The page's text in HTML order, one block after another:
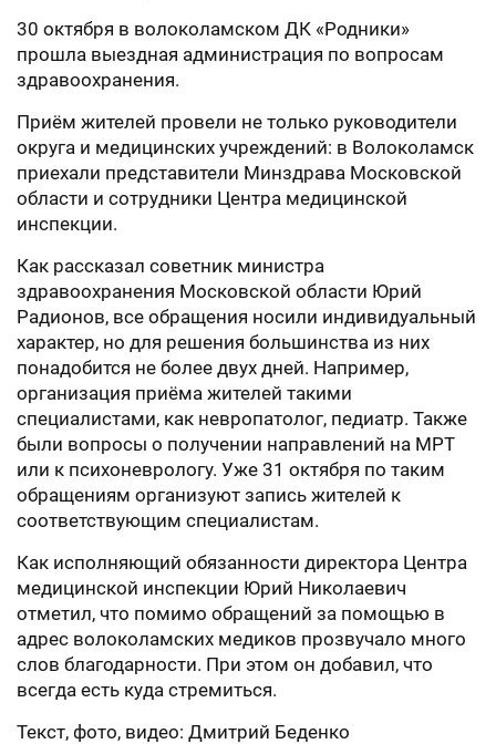
30 октября в волоколамском ДК «Родники»
прошла выездная администрация по вопросам
здравоохранения.
Приём жителей провели не только руководители
округа и медицинских учреждений: в Волоколамск
приехали представители Минздрава Московской
области и сотрудники Центра медицинской
инспекции.
Как рассказал советник министра
здравоохранения Московской области Юрий
Радионов, все обращения носили индивидуальный
характер, но для решения большинства из них
понадобится не более двух дней. Например,
организация приёма жителей такими
специалистами, как невропатолог, педиатр. Также
были вопросы о получении направлений на МРТ
или к психоневрологу. Уже 31 октября по таким
обращениям организуют запись жителей к
соответствующим специалистам.
Как исполняющий обязанности директора Центра
медицинской инспекции Юрий Николаевич
отметил, что помимо обращений за помощью в
адрес волоколамских медиков прозвучало много
слов благодарности. При этом он добавил, что
всегда есть куда стремиться.
Текст, фото, видео: Дмитрий Беденко